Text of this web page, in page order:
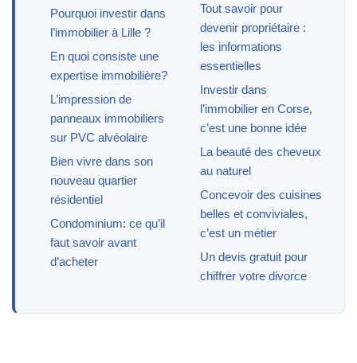
Pourquoi investir dans
l’immobilier à Lille ?
En quoi consiste une
expertise immobilière?
L’impression de
panneaux immobiliers
sur PVC alvéolaire
Bien vivre dans son
nouveau quartier
résidentiel
Condominium: ce qu’il
faut savoir avant
d’acheter
Tout savoir pour
devenir propriétaire :
les informations
essentielles
Investir dans
l’immobilier en Corse,
c’est une bonne idée
La beauté des cheveux
au naturel
Concevoir des cuisines
belles et conviviales,
c’est un métier
Un devis gratuit pour
chiffrer votre divorce